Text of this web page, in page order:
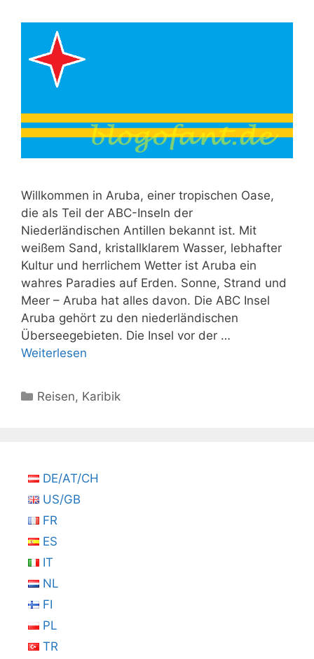
Willkommen in Aruba, einer tropischen Oase,
die als Teil der ABC-Inseln der
Niederländischen Antillen bekannt ist. Mit
weißem Sand, kristallklarem Wasser, lebhafter
Kultur und herrlichem Wetter ist Aruba ein
wahres Paradies auf Erden. Sonne, Strand und
Meer – Aruba hat alles davon. Die ABC Insel
Aruba gehört zu den niederländischen
Überseegebieten. Die Insel vor der …
Weiterlesen
Kategorien
Reisen, Karibik
DE/AT/CH
US/GB
FR
ES
IT
NL
FI
PL
TR